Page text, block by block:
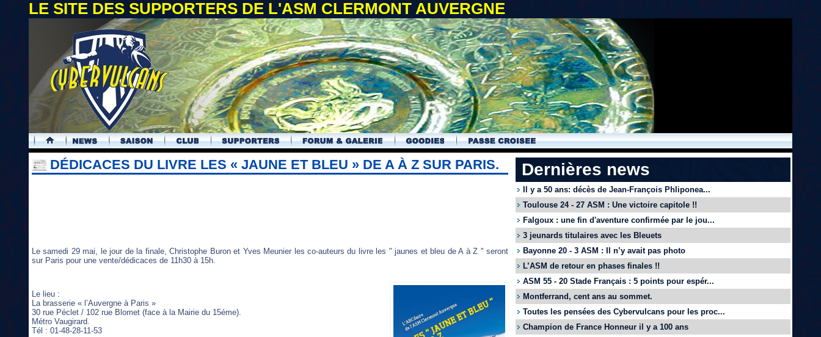
LE SITE DES SUPPORTERS DE L'ASM CLERMONT AUVERGNE
.
DÉDICACES DU LIVRE LES « JAUNE ET BLEU » DE A À Z SUR PARIS.
Le samedi 29 mai, le jour de la finale, Christophe Buron et Yves Meunier les co-auteurs du livre les " jaunes et bleu de A à Z " seront
sur Paris pour une vente/dédicaces de 11h30 à 15h.
Le lieu :
La brasserie « l’Auvergne à Paris »
30 rue Péclet / 102 rue Blomet (face à la Mairie du 15éme).
Métro Vaugirard.
Tél : 01-48-28-11-53
Dernières news
Il y a 50 ans: décès de Jean-François Phliponea...
Toulouse 24 - 27 ASM : Une victoire capitole !!
Falgoux : une fin d'aventure confirmée par le jou...
3 jeunards titulaires avec les Bleuets
Bayonne 20 - 3 ASM : Il n’y avait pas photo
L’ASM de retour en phases finales !!
ASM 55 - 20 Stade Français : 5 points pour espér...
Montferrand, cent ans au sommet.
Toutes les pensées des Cybervulcans pour les proc...
Champion de France Honneur il y a 100 ans